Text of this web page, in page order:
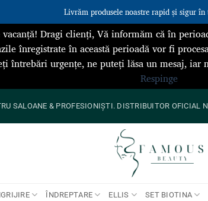
Livrăm produsele noastre rapid și sigur în
Dragi clienți, Vă informăm că în
înregistrate în această perioadă vor fi
întrebări urgențe, ne puteți lăsa un mesaj,
Respinge
SALOANE & PROFESIONIȘTI. DISTRIBUITOR
ÎNDREPTARE ELLIS SET BIOTINA